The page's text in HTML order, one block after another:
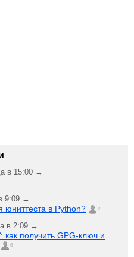
в 15:00 →
9:09 →
юниттеста в Python? 2
в 2:09 →
получить GPG-ключ и
6